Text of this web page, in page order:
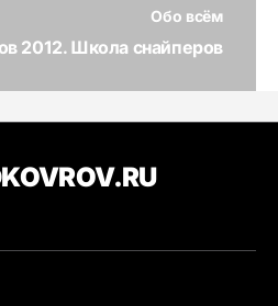
Обо всём
2012. Школа снайперов